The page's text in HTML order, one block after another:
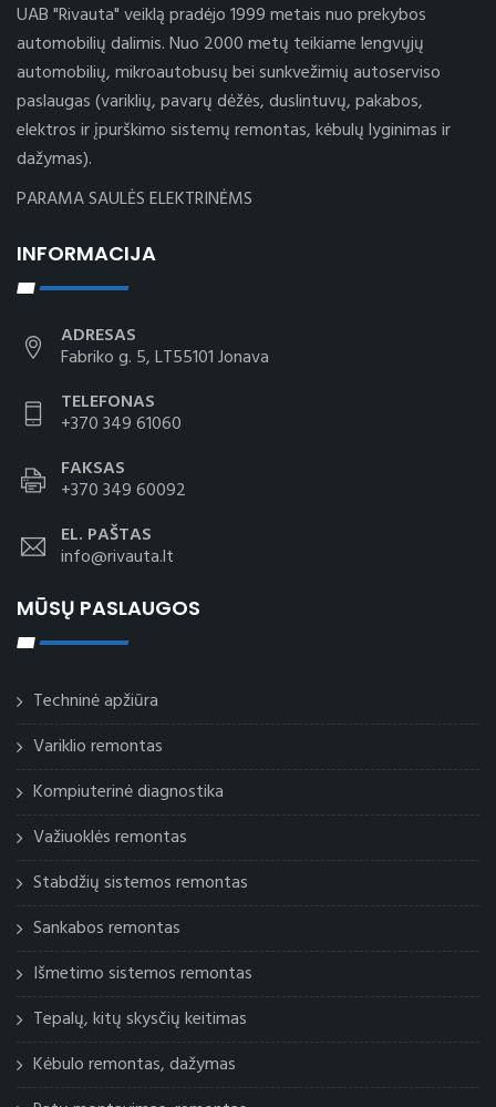
UAB "Rivauta" veiklą pradėjo 1999 metais nuo prekybos
automobilių dalimis. Nuo 2000 metų teikiame lengvųjų
automobilių, mikroautobusų bei sunkvežimių autoserviso
paslaugas (variklių, pavarų dėžės, duslintuvų, pakabos,
elektros ir įpurškimo sistemų remontas, kėbulų lyginimas ir
dažymas).
PARAMA SAULĖS ELEKTRINĖMS
INFORMACIJA
ADRESAS
Fabriko g. 5, LT55101 Jonava
TELEFONAS
+370 349 61060
FAKSAS
+370 349 60092
EL. PAŠTAS
info@rivauta.lt
MŪSŲ PASLAUGOS
Techninė apžiūra
Variklio remontas
Kompiuterinė diagnostika
Važiuoklės remontas
Stabdžių sistemos remontas
Sankabos remontas
Išmetimo sistemos remontas
Tepalų, kitų skysčių keitimas
Kėbulo remontas, dažymas